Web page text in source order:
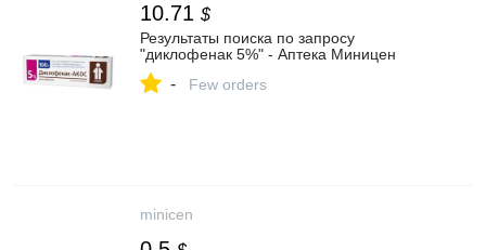
10.71 $
Результаты поиска по запросу
"диклофенак 5%" - Аптека Миницен
- Few orders
minicen